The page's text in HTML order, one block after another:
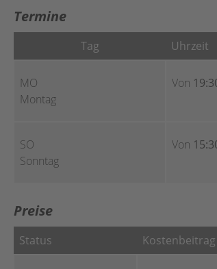
Termine
Tag Uhrzeit
MO
Montag
Von
SO
Sonntag
Von
Preise
Status Kostenbeitrag